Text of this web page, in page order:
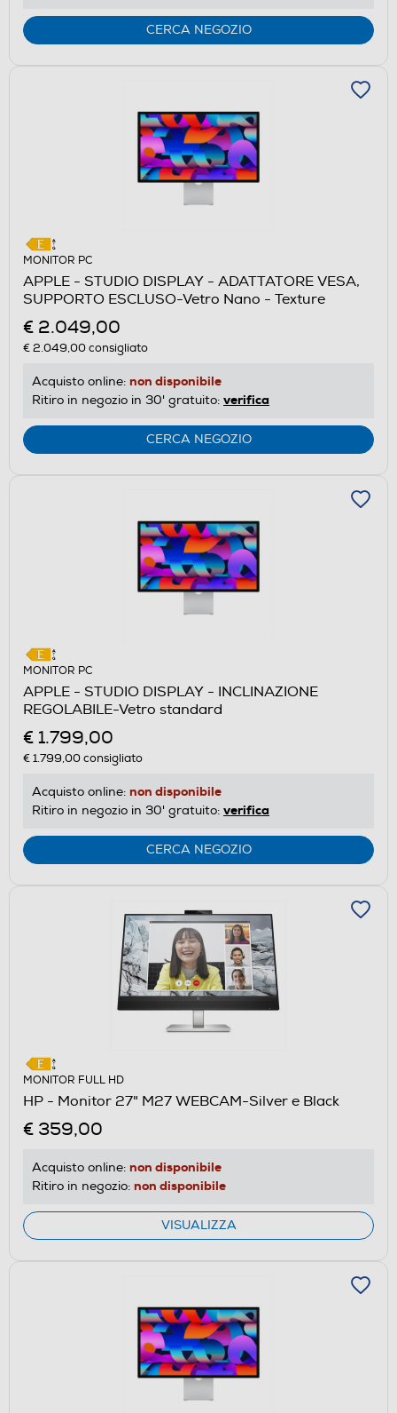
CERCA NEGOZIO
MONITOR PC
APPLE - STUDIO DISPLAY - ADATTATORE VESA,
SUPPORTO ESCLUSO-Vetro Nano - Texture
€ 2.049,00
€ 2.049,00consigliato
Acquisto online: non disponibile
Ritiro in negozio in 30' gratuito: verifica
CERCA NEGOZIO
MONITOR PC
APPLE - STUDIO DISPLAY - INCLINAZIONE
REGOLABILE-Vetro standard
€ 1.799,00
€ 1.799,00consigliato
Acquisto online: non disponibile
Ritiro in negozio in 30' gratuito: verifica
CERCA NEGOZIO
MONITOR FULL HD
HP - Monitor 27" M27 WEBCAM-Silver e Black
€ 359,00
Acquisto online: non disponibile
Ritiro in negozio: non disponibile
VISUALIZZA